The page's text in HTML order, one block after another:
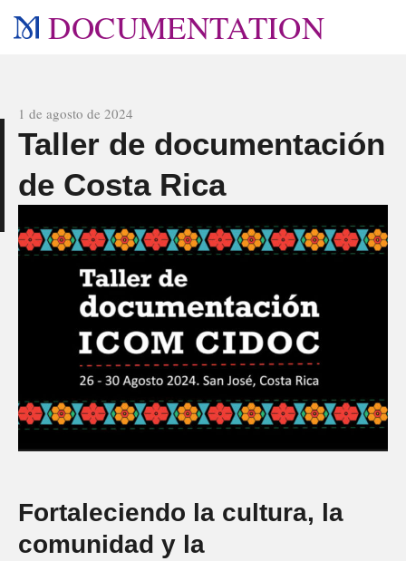
DOCUMENTATION
1 de agosto de 2024
Taller de documentación
de Costa Rica
Fortaleciendo la cultura, la
comunidad y la